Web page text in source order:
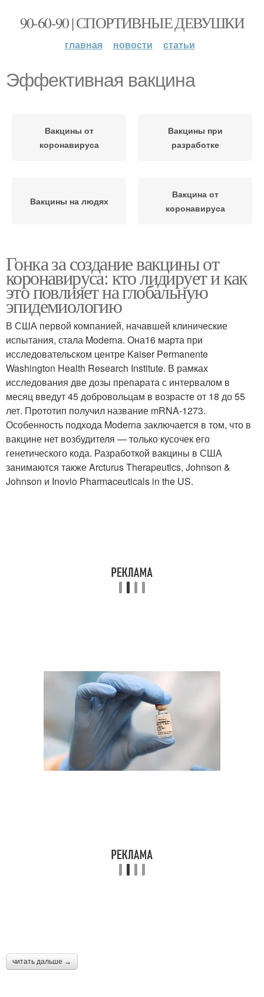
90-60-90 | СПОРТИВНЫЕ ДЕВУШКИ
главная новости статьи
Эффективная вакцина
Вакцины от
коронавируса
Вакцины при
разработке
Вакцины на людях
Вакцина от
коронавируса
Гонка за создание вакцины от
коронавируса: кто лидирует и как
это повлияет на глобальную
эпидемиологию
В США первой компанией, начавшей клинические
испытания, стала Moderna. Она16 марта при
исследовательском центре Kaiser Permanente
Washington Health Research Institute. В рамках
исследования две дозы препарата с интервалом в
месяц введут 45 добровольцам в возрасте от 18 до 55
лет. Прототип получил название mRNA-1273.
Особенность подхода Moderna заключается в том, что в
вакцине нет возбудителя — только кусочек его
генетического кода. Разработкой вакцины в США
занимаются также Arcturus Therapeutics, Johnson &
Johnson и Inovio Pharmaceuticals in the US.
читать дальше →